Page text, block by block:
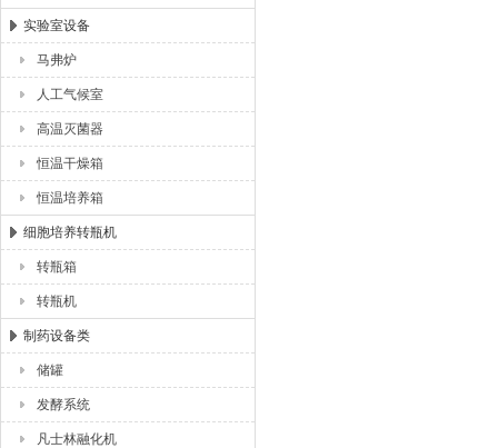
实验室设备
马弗炉
人工气候室
高温灭菌器
恒温干燥箱
恒温培养箱
细胞培养转瓶机
转瓶箱
转瓶机
制药设备类
储罐
发酵系统
凡士林融化机